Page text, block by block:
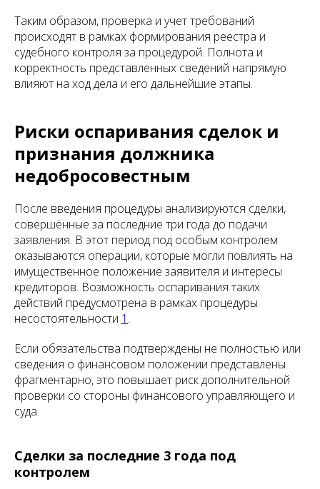
Таким образом, проверка и учет требований
происходят в рамках формирования реестра и
судебного контроля за процедурой. Полнота и
корректность представленных сведений напрямую
влияют на ход дела и его дальнейшие этапы.
Риски оспаривания сделок и
признания должника
недобросовестным
После введения процедуры анализируются сделки,
совершённые за последние три года до подачи
заявления. В этот период под особым контролем
оказываются операции, которые могли повлиять на
имущественное положение заявителя и интересы
кредиторов. Возможность оспаривания таких
действий предусмотрена в рамках процедуры
несостоятельности 1 .
Если обязательства подтверждены не полностью или
сведения о финансовом положении представлены
фрагментарно, это повышает риск дополнительной
проверки со стороны финансового управляющего и
суда.
Сделки за последние 3 года под
контролем